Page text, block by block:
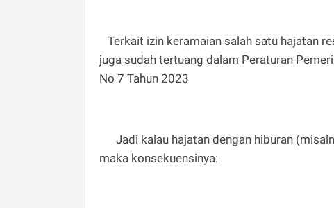
Terkait izin keramaian salah satu hajatan
juga sudah tertuang dalam Peraturan
No 7 Tahun 2023
Jadi kalau hajatan dengan hiburan
maka konsekuensinya: